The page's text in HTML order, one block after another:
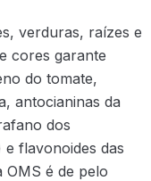
verduras, raízes e
cores garante
do tomate,
antocianinas da
dos
flavonoides das
OMS é de pelo